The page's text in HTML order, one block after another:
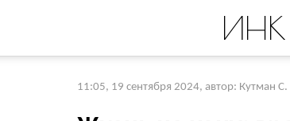
ИНК
11:05, 19 сентября 2024, автор: Кутман С.